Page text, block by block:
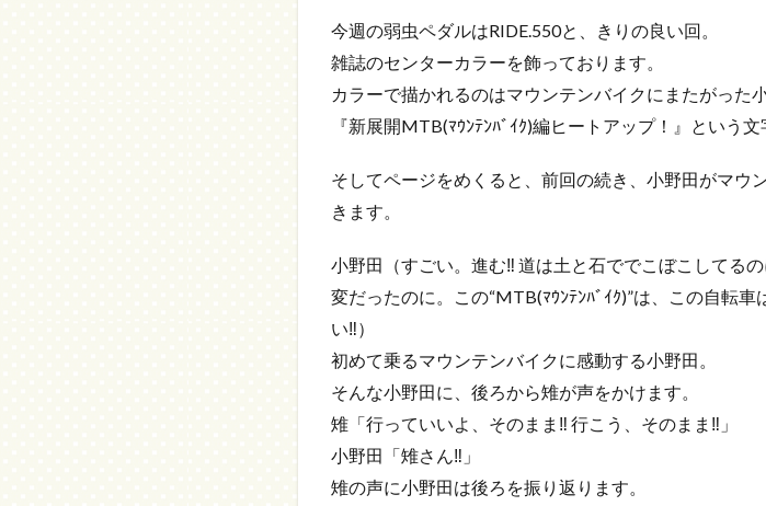
今週の弱虫ペダルはRIDE.550と、きりの良い回。
雑誌のセンターカラーを飾っております。
カラーで描かれるのはマウンテンバイクにまたがった
『新展開MTB(ﾏｳﾝﾃﾝﾊﾞｲｸ)編ヒートアップ！』という文
そしてページをめくると、前回の続き、小野田がマウ
きます。
小野田（すごい。進む‼ 道は土と石ででこぼこしてる
変だったのに。この“MTB(ﾏｳﾝﾃﾝﾊﾞｲｸ)”は、この自転
い‼）
初めて乗るマウンテンバイクに感動する小野田。
そんな小野田に、後ろから雉が声をかけます。
雉「行っていいよ、そのまま‼ 行こう、そのまま‼」
小野田「雉さん‼」
雉の声に小野田は後ろを振り返ります。